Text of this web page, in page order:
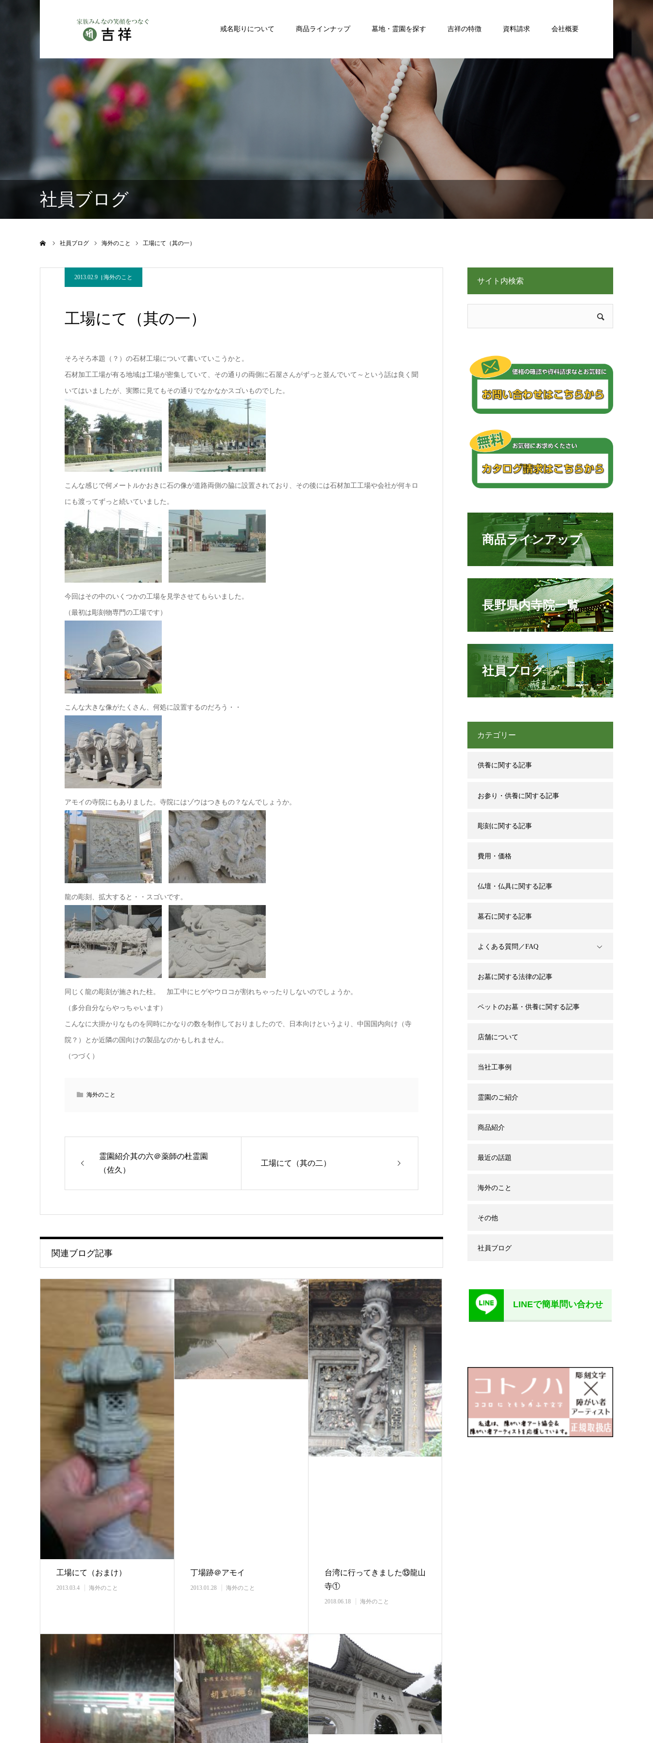
戒名彫りについて 商品ラインナップ 墓地・霊園を探す 吉祥の特徴 資料請求 会社概要
社員ブログ
社員ブログ 海外のこと 工場にて（其の一）
2013.02.9 海外のこと
工場にて（其の一）
そろそろ本題（？）の石材工場について書いていこうかと。
石材加工工場が有る地域は工場が密集していて、その通りの両側に石屋さんがずっと並んでいて～という話は良く聞
いてはいましたが、実際に見てもその通りでなかなかスゴいものでした。
こんな感じで何メートルかおきに石の像が道路両側の脇に設置されており、その後には石材加工工場や会社が何キロ
にも渡ってずっと続いていました。
今回はその中のいくつかの工場を見学させてもらいました。
（最初は彫刻物専門の工場です）
こんな大きな像がたくさん、何処に設置するのだろう・・
アモイの寺院にもありました。寺院にはゾウはつきもの？なんでしょうか。
龍の彫刻、拡大すると・・スゴいです。
同じく龍の彫刻が施された柱。 加工中にヒゲやウロコが割れちゃったりしないのでしょうか。
（多分自分ならやっちゃいます）
こんなに大掛かりなものを同時にかなりの数を制作しておりましたので、日本向けというより、中国国内向け（寺
院？）とか近隣の国向けの製品なのかもしれません。
（つづく）
海外のこと
霊園紹介其の六＠薬師の杜霊園
（佐久）
工場にて（其の二）
関連ブログ記事
工場にて（おまけ）
2013.03.4 海外のこと
丁場跡＠アモイ
2013.01.28 海外のこと
台湾に行ってきました⑬龍山
寺①
2018.06.18 海外のこと
サイト内検索
商品ラインアップ
長野県内寺院一覧
社員ブログ
カテゴリー
供養に関する記事
お参り・供養に関する記事
彫刻に関する記事
費用・価格
仏壇・仏具に関する記事
墓石に関する記事
よくある質問／FAQ
お墓に関する法律の記事
ペットのお墓・供養に関する記事
店舗について
当社工事例
霊園のご紹介
商品紹介
最近の話題
海外のこと
その他
社員ブログ
LINEで簡単問い合わせ